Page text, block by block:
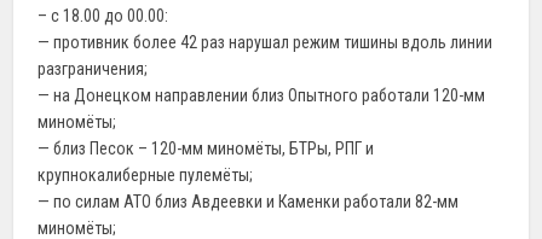
– с 18.00 до 00.00:
— противник более 42 раз нарушал режим тишины вдоль линии
разграничения;
— на Донецком направлении близ Опытного работали 120-мм
миномёты;
— близ Песок – 120-мм миномёты, БТРы, РПГ и
крупнокалиберные пулемёты;
— по силам АТО близ Авдеевки и Каменки работали 82-мм
миномёты;